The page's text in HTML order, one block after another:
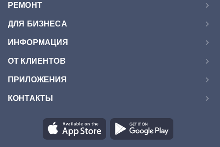
РЕМОНТ
ДЛЯ БИЗНЕСА
ИНФОРМАЦИЯ
ОТ КЛИЕНТОВ
ПРИЛОЖЕНИЯ
КОНТАКТЫ